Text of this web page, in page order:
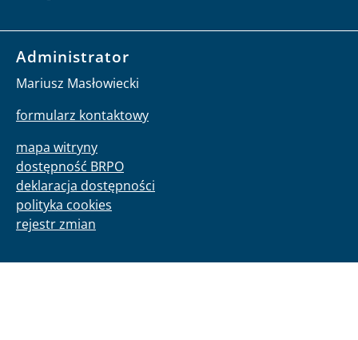
Administrator
Mariusz Masłowiecki
formularz kontaktowy
mapa witryny
dostępność BRPO
deklaracja dostępności
polityka cookies
rejestr zmian